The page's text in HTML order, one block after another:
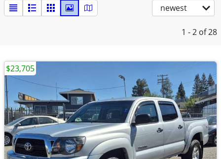
newest
1 - 2 of 28
$23,705